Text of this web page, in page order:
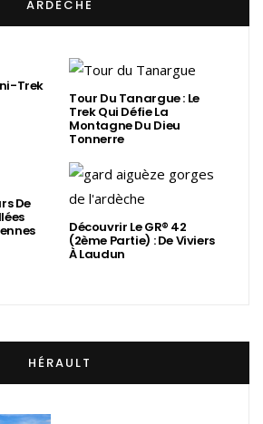
ARDÈCHE
Trek
Tour Du Tanargue : Le
Trek Qui Défie La
Montagne Du Dieu
Tonnerre
De
Découvrir Le GR® 42
(2ème Partie) : De Viviers
À Laudun
HÉRAULT